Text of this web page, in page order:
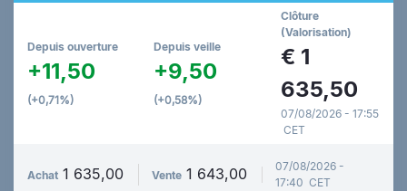
Depuis ouverture
+11,50
(+0,71%)
Depuis veille
+9,50
(+0,58%)
Clôture
(Valorisation)
€ 1
635,50
07/08/2026 - 17:55
CET
Achat 1 635,00 Vente 1 643,00
07/08/2026 -
17:40 CET